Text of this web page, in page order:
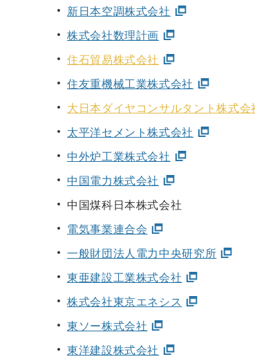
新日本空調株式会社
株式会社数理計画
住石貿易株式会社
住友重機械工業株式会社
大日本ダイヤコンサルタント株式会
太平洋セメント株式会社
中外炉工業株式会社
中国電力株式会社
中国煤科日本株式会社
電気事業連合会
一般財団法人電力中央研究所
東亜建設工業株式会社
株式会社東京エネシス
東ソー株式会社
東洋建設株式会社